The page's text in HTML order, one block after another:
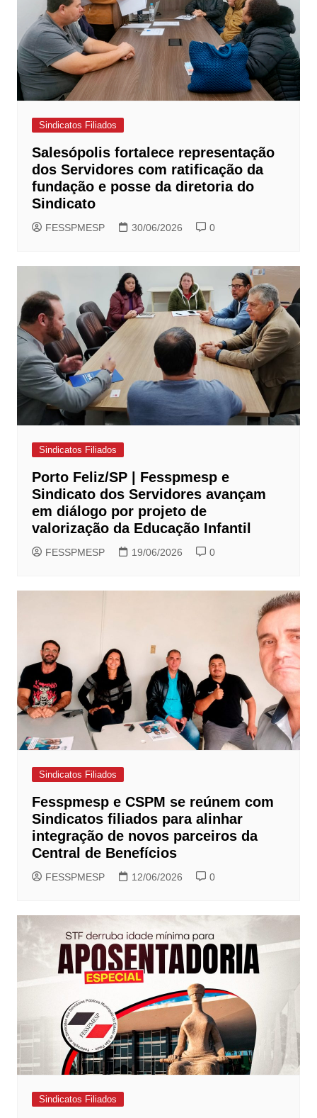
Sindicatos Filiados
Salesópolis fortalece representação
dos Servidores com ratificação da
fundação e posse da diretoria do
Sindicato
FESSPMESP 30/06/2026 0
Sindicatos Filiados
Porto Feliz/SP | Fesspmesp e
Sindicato dos Servidores avançam
em diálogo por projeto de
valorização da Educação Infantil
FESSPMESP 19/06/2026 0
Sindicatos Filiados
Fesspmesp e CSPM se reúnem com
Sindicatos filiados para alinhar
integração de novos parceiros da
Central de Benefícios
FESSPMESP 12/06/2026 0
Sindicatos Filiados